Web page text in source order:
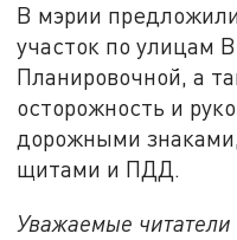
В мэрии
участок по улицам
Планировочной, а
осторожность и
дорожными
щитами и ПДД.
Уважаемые